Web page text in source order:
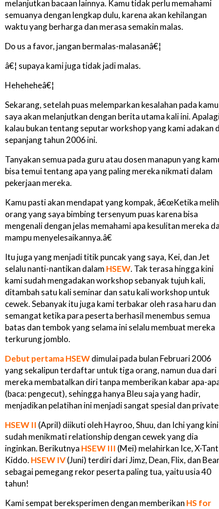
melanjutkan bacaan lainnya. Kamu tidak perlu memahami
semuanya dengan lengkap dulu, karena akan kehilangan
waktu yang berharga dan merasa semakin malas.
Do us a favor, jangan bermalas-malasanâ€¦
â€¦ supaya kami juga tidak jadi malas.
Heheheheâ€¦
Sekarang, setelah puas melemparkan kesalahan pada
saya akan melanjutkan dengan berita utama kali ini.
kalau bukan tentang seputar workshop yang kami adakan
sepanjang tahun 2006 ini.
Tanyakan semua pada guru atau dosen manapun yang
bisa temui tentang apa yang paling mereka nikmati dalam
pekerjaan mereka.
Kamu pasti akan mendapat yang kompak, â€œKetika
orang yang saya bimbing tersenyum puas karena bisa
mengenali dengan jelas memahami apa kesulitan mereka
mampu menyelesaikannya.â€
Itu juga yang menjadi titik puncak yang saya, Kei, dan Jet
selalu nanti-nantikan dalam HSEW. Tak terasa hingga kini
kami sudah mengadakan workshop sebanyak tujuh kali,
ditambah satu kali seminar dan satu kali workshop untuk
cewek. Sebanyak itu juga kami terbakar oleh rasa haru dan
semangat ketika para peserta berhasil menembus semua
batas dan tembok yang selama ini selalu membuat mereka
terkurung jomblo.
Debut pertama HSEWdimulai pada bulan Februari 2006
yang sekalipun terdaftar untuk tiga orang, namun dua dari
mereka membatalkan diri tanpa memberikan kabar apa-
(baca: pengecut), sehingga hanya Bleu saja yang hadir,
menjadikan pelatihan ini menjadi sangat spesial dan
HSEW II (April) diikuti oleh Hayroo, Shuu, dan Ichi yang kini
sudah menikmati relationship dengan cewek yang dia
inginkan. Berikutnya HSEW III (Mei) melahirkan Ice, X-
Kiddo. HSEW IV(Juni) terdiri dari Jimz, Dean, Flix, dan
sebagai pemegang rekor peserta paling tua, yaitu usia 40
tahun!
Kami sempat bereksperimen dengan memberikan HS for